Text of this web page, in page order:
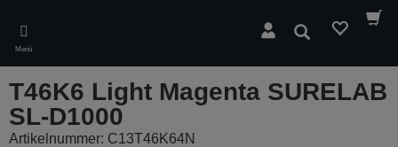
main
content
Menü
Suchen
T46K6 Light Magenta SURELAB
SL-D1000
Artikelnummer: C13T46K64N